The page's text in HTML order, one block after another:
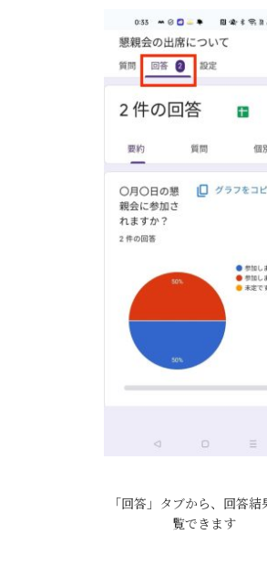
「回答」タブから、回答結
覧できます